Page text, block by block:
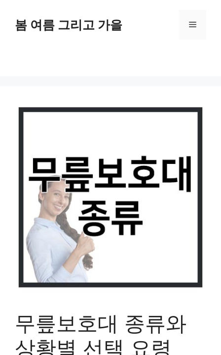
content
봄 여름 그리고 가을 Menu
무릎보호대 종류와
상황별 선택 요령